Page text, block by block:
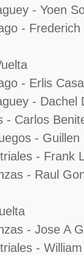
- Yoen
- Frederich
- Erlis
- Dachel
- Carlos
- Guillen
- Frank
- Raul
- Jose A
-